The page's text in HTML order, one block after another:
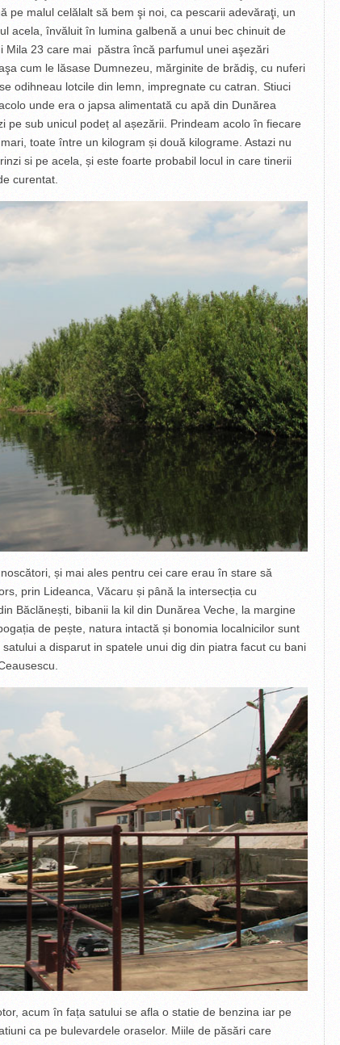
pe malul celălalt să bem şi noi, ca pescarii adevăraţi, un
acela, învăluit în lumina galbenă a unui bec chinuit de
Mila 23 care mai păstra încă parfumul unei aşezări
cum le lăsase Dumnezeu, mărginite de brădiş, cu nuferi
odihneau lotcile din lemn, impregnate cu catran. Stiuci
unde era o japsa alimentată cu apă din Dunărea
pe sub unicul podeț al așezării. Prindeam acolo în fiecare
toate între un kilogram și două kilograme. Astazi nu
si pe acela, și este foarte probabil locul in care tinerii
curentat.
și mai ales pentru cei care erau în stare să
prin Lideanca, Văcaru și până la intersecția cu
Băclănești, bibanii la kil din Dunărea Veche, la margine
de pește, natura intactă și bonomia localnicilor sunt
a disparut in spatele unui dig din piatra facut cu bani
acum în fața satului se afla o statie de benzina iar pe
ca pe bulevardele oraselor. Miile de păsări care